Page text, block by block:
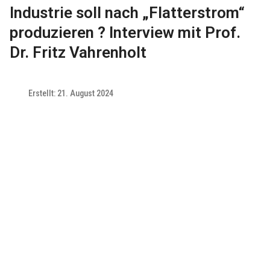
Industrie soll nach „Flatterstrom“
produzieren ? Interview mit Prof.
Dr. Fritz Vahrenholt
Erstellt: 21. August 2024